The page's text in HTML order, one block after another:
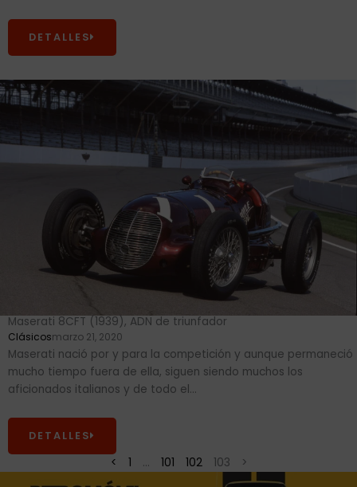
DETALLES
Maserati 8CFT (1939), ADN de triunfador
Clásicosmarzo 21, 2020
Maserati nació por y para la competición y aunque permaneció
mucho tiempo fuera de ella, siguen siendo muchos los
aficionados italianos y de todo el...
DETALLES
< 1 … 101 102 103 >